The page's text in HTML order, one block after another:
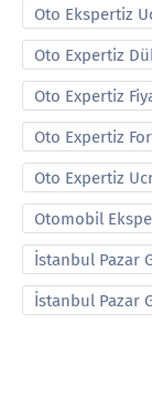
Oto Ekspertiz
Oto Expertiz
Oto Expertiz
Oto Expertiz
Oto Expertiz
Otomobil
İstanbul Pazar
İstanbul Pazar